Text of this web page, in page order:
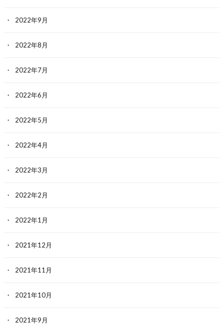
2022年9月
2022年8月
2022年7月
2022年6月
2022年5月
2022年4月
2022年3月
2022年2月
2022年1月
2021年12月
2021年11月
2021年10月
2021年9月